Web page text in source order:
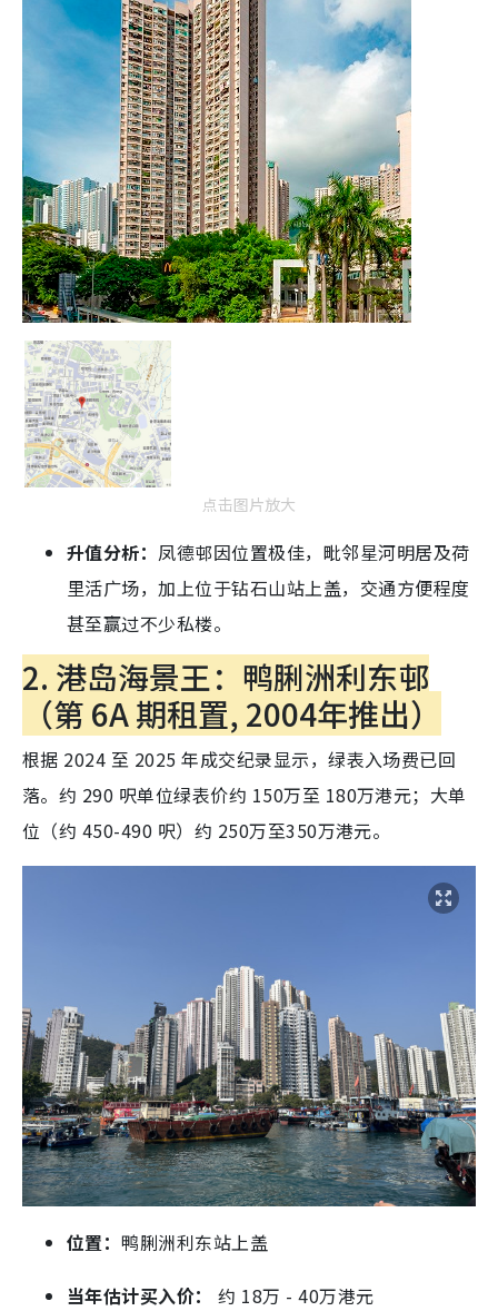
点击图片放大
升值分析： 凤德邨因位置极佳，毗邻星河明居及荷
里活广场，加上位于钻石山站上盖，交通方便程度
甚至赢过不少私楼。
2. 港岛海景王：鸭脷洲利东邨
（第 6A 期租置, 2004年推出）
根据 2024 至 2025 年成交纪录显示，绿表入场费已回
落。约 290 呎单位绿表价约 150万至 180万港元；大单
位（约 450-490 呎）约 250万至350万港元。
位置：鸭脷洲利东站上盖
当年估计买入价：
约 18万 - 40万港元